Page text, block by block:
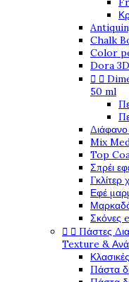
Chalk
Color
Dora
 
50 ml
Mix
Top
Σπρέι
Εφέ
Σκόνες
  Πάστες
Texture &
Πάστα